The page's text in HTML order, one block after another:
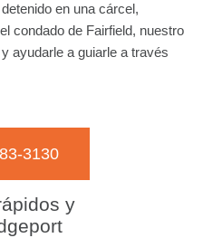
en una cárcel,
condado de Fairfield, nuestro
ayudarle a guiarle a través
3130
y